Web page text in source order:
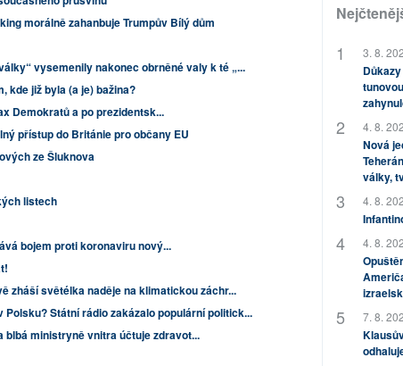
morálně zahanbuje Trumpův Bílý dům
vysemenily nakonec obrněné valy k té „...
kde již byla (a je) bažina?
Demokratů a po prezidentsk...
přístup do Británie pro občany EU
ze Šluknova
listech
bojem proti koronaviru nový...
zháší světélka naděje na klimatickou záchr...
Státní rádio zakázalo populární politick...
blbá ministryně vnitra účtuje zdravot...
3. 8.
4. 8.
Nová
války,
4. 8.
4. 8.
7. 8.